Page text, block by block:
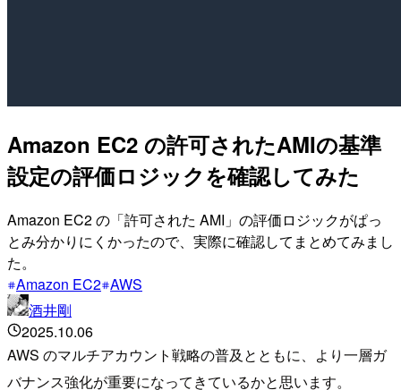
Amazon EC2 の許可されたAMIの基準
設定の評価ロジックを確認してみた
Amazon EC2 の「許可された AMI」の評価ロジックがぱっ
とみ分かりにくかったので、実際に確認してまとめてみまし
た。
Amazon EC2 AWS
酒井剛
2025.10.06
AWS のマルチアカウント戦略の普及とともに、より一層ガ
バナンス強化が重要になってきているかと思います。